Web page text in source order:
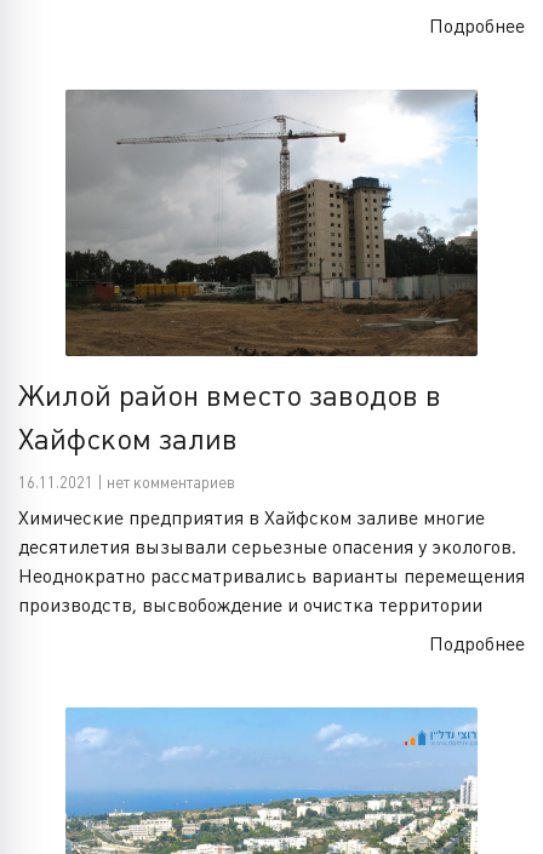
Подробнее
Жилой район вместо заводов в
Хайфском залив
16.11.2021 | нет комментариев
Химические предприятия в Хайфском заливе многие
десятилетия вызывали серьезные опасения у экологов.
Неоднократно рассматривались варианты перемещения
производств, высвобождение и очистка территории
Подробнее